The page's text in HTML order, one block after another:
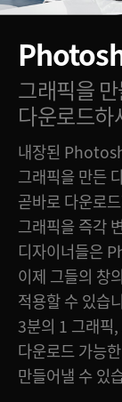
그래픽을
다운로드하
내장된
그래픽을 만든
곧바로 다운로
그래픽을 즉각
디자이너들은
이제 그들의 창
적용할 수 있습
3분의 1 그래픽
다운로드 가능
만들어낼 수 있